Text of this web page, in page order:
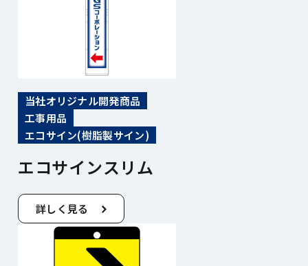
当社オリジナル開発商品
工事用品
エコサイン(樹脂製サイン)
エコサインスリム
詳しく見る